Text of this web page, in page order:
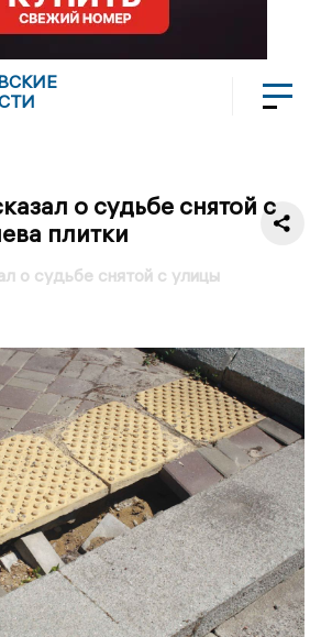
о судьбе снятой с
плитки
о судьбе снятой с улицы